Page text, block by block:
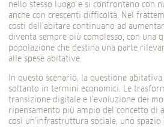
nello stesso luogo e si confrontano con
anche con crescenti difficoltà. Nel
costi dell’abitare continuano ad
diventa sempre più complesso, con una
popolazione che destina una parte
alle spese abitative.
In questo scenario, la questione
soltanto in termini economici. Le
transizione digitale e l’evoluzione dei
ripensamento più ampio del concetto di
così un’infrastruttura sociale, uno spazio